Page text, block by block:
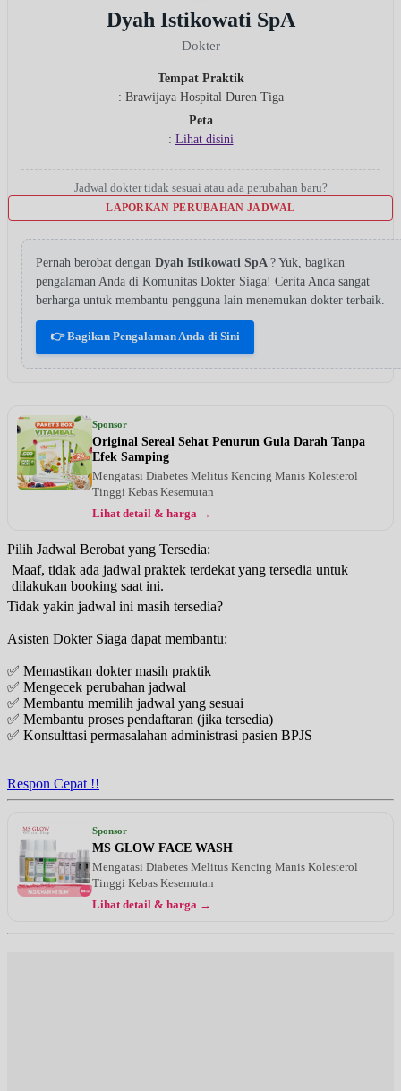
Dyah Istikowati SpA
Dokter
Tempat Praktik
: Brawijaya Hospital Duren Tiga
Peta
: Lihat disini
Jadwal dokter tidak sesuai atau ada perubahan baru?
LAPORKAN PERUBAHAN JADWAL
Pernah berobat dengan Dyah Istikowati SpA ? Yuk, bagikan
pengalaman Anda di Komunitas Dokter Siaga! Cerita Anda sangat
berharga untuk membantu pengguna lain menemukan dokter terbaik.
👉 Bagikan Pengalaman Anda di Sini
Sponsor
Original Sereal Sehat Penurun Gula Darah Tanpa
Efek Samping
Mengatasi Diabetes Melitus Kencing Manis Kolesterol
Tinggi Kebas Kesemutan
Lihat detail & harga →
Pilih Jadwal Berobat yang Tersedia:
Maaf, tidak ada jadwal praktek terdekat yang tersedia untuk
dilakukan booking saat ini.
Tidak yakin jadwal ini masih tersedia?
Asisten Dokter Siaga dapat membantu:
✅ Memastikan dokter masih praktik
✅ Mengecek perubahan jadwal
✅ Membantu memilih jadwal yang sesuai
✅ Membantu proses pendaftaran (jika tersedia)
✅ Konsulttasi permasalahan administrasi pasien BPJS
Respon Cepat !!
Sponsor
MS GLOW FACE WASH
Mengatasi Diabetes Melitus Kencing Manis Kolesterol
Tinggi Kebas Kesemutan
Lihat detail & harga →